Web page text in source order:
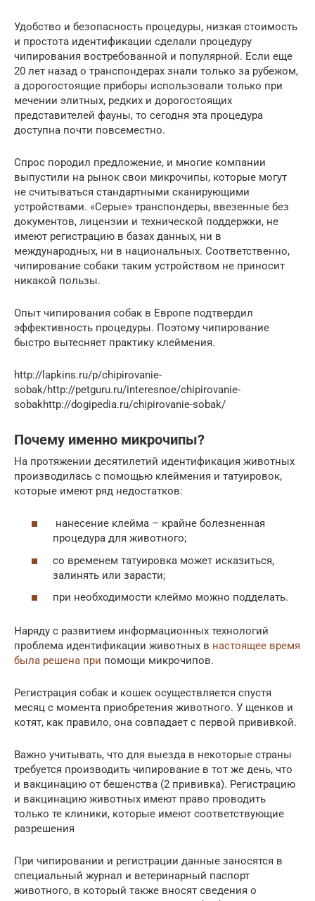
Удобство и безопасность процедуры, низкая стоимость
и простота идентификации сделали процедуру
чипирования востребованной и популярной. Если еще
20 лет назад о транспондерах знали только за рубежом,
а дорогостоящие приборы использовали только при
мечении элитных, редких и дорогостоящих
представителей фауны, то сегодня эта процедура
доступна почти повсеместно.
Спрос породил предложение, и многие компании
выпустили на рынок свои микрочипы, которые могут
не считываться стандартными сканирующими
устройствами. «Серые» транспондеры, ввезенные без
документов, лицензии и технической поддержки, не
имеют регистрацию в базах данных, ни в
международных, ни в национальных. Соответственно,
чипирование собаки таким устройством не приносит
никакой пользы.
Опыт чипирования собак в Европе подтвердил
эффективность процедуры. Поэтому чипирование
быстро вытесняет практику клеймения.
http://lapkins.ru/p/chipirovanie-
sobak/http://petguru.ru/interesnoe/chipirovanie-
sobakhttp://dogipedia.ru/chipirovanie-sobak/
Почему именно микрочипы?
На протяжении десятилетий идентификация животных
производилась с помощью клеймения и татуировок,
которые имеют ряд недостатков:
нанесение клейма – крайне болезненная
процедура для животного;
со временем татуировка может исказиться,
залинять или зарасти;
при необходимости клеймо можно подделать.
Наряду с развитием информационных технологий
проблема идентификации животных в настоящее время
была решена при помощи микрочипов.
Регистрация собак и кошек осуществляется спустя
месяц с момента приобретения животного. У щенков и
котят, как правило, она совпадает с первой прививкой.
Важно учитывать, что для выезда в некоторые страны
требуется производить чипирование в тот же день, что
и вакцинацию от бешенства (2 прививка). Регистрацию
и вакцинацию животных имеют право проводить
только те клиники, которые имеют соответствующие
разрешения
При чипировании и регистрации данные заносятся в
специальный журнал и ветеринарный паспорт
животного, в который также вносят сведения о